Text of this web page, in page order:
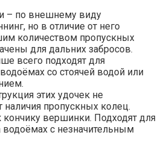
­– по внешнему виду
но в отличие от него
количеством пропускных
для дальних забросов.
всего подходят для
со стоячей водой или
этих удочек не
наличия пропускных колец.
кончику вершинки. Подходят для
с незначительным